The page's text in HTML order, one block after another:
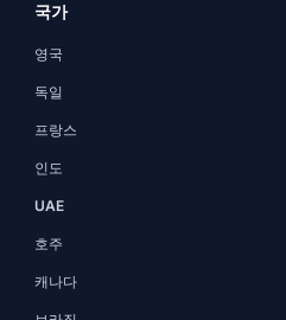
국가
영국
독일
프랑스
인도
UAE
호주
캐나다